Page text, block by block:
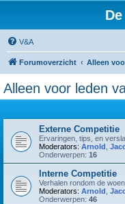
V&A
Forumoverzicht Alleen
Alleen voor leden
Externe Competitie
Ervaringen, tips, en
Moderators: Arnold
Onderwerpen: 16
Interne Competitie
Verhalen rondom de
Moderators: Arnold
Onderwerpen: 46